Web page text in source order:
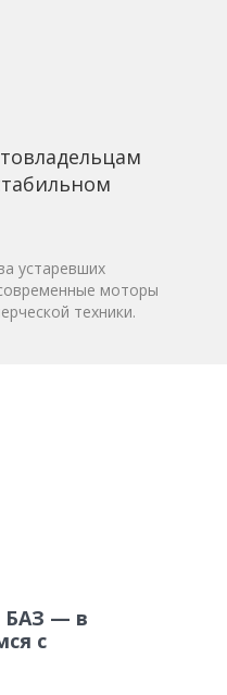
устаревших
моторы
техники.
БАЗ — в
с